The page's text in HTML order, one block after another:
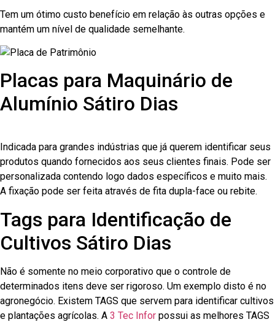
Tem um ótimo custo benefício em relação às outras opções e
mantém um nível de qualidade semelhante.
Placas para Maquinário de
Alumínio Sátiro Dias
Indicada para grandes indústrias que já querem identificar seus
produtos quando fornecidos aos seus clientes finais. Pode ser
personalizada contendo logo dados específicos e muito mais.
A fixação pode ser feita através de fita dupla-face ou rebite.
Tags para Identificação de
Cultivos Sátiro Dias
Não é somente no meio corporativo que o controle de
determinados itens deve ser rigoroso. Um exemplo disto é no
agronegócio. Existem TAGS que servem para identificar cultivos
e plantações agrícolas. A 3 Tec Infor possui as melhores TAGS